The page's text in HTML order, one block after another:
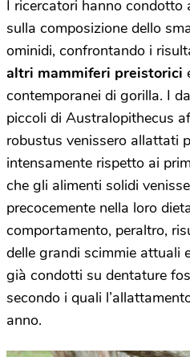
I ricercatori hanno condotto
sulla composizione dello
ominidi, confrontando i
altri mammiferi preistorici
contemporanei di gorilla. I
piccoli di Australopithecus
robustus venissero allattati
intensamente rispetto ai
che gli alimenti solidi
precocemente nella loro
comportamento, peraltro,
delle grandi scimmie attuali
già condotti su dentature
secondo i quali
anno.